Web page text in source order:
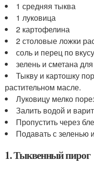
1 средняя тыква
1 луковица
2 картофелина
2 столовые ложки
соль и перец по вкусу
зелень и сметана
Тыкву и картошку
растительном масле.
Луковицу мелко
Залить водой и
Пропустить через
Подавать с зеленью
1. Тыквенный пирог